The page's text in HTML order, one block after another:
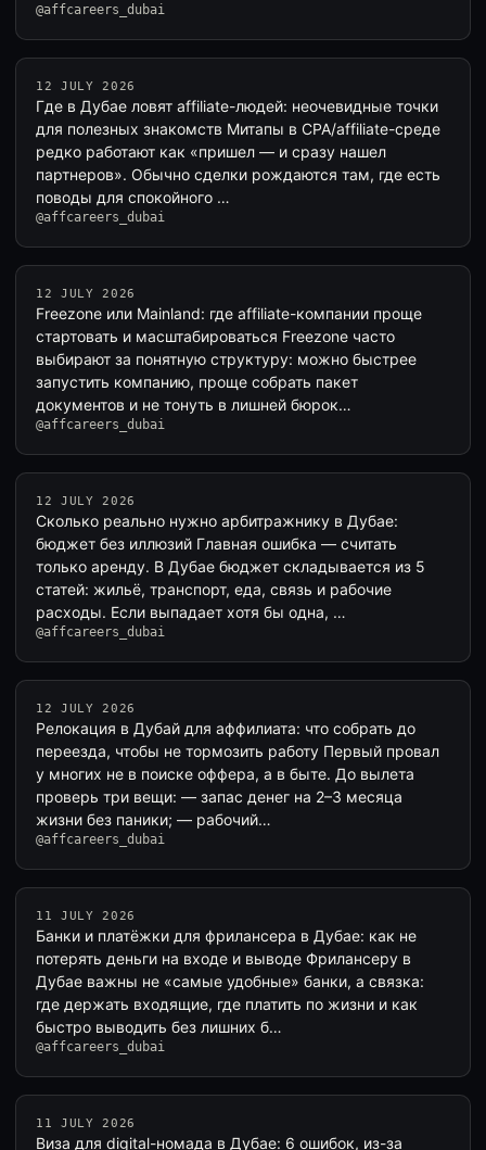
@affcareers_dubai
12 JULY 2026
Где в Дубае ловят affiliate-людей: неочевидные точки
для полезных знакомств Митапы в CPA/affiliate-среде
редко работают как «пришел — и сразу нашел
партнеров». Обычно сделки рождаются там, где есть
поводы для спокойного …
@affcareers_dubai
12 JULY 2026
Freezone или Mainland: где affiliate-компании проще
стартовать и масштабироваться Freezone часто
выбирают за понятную структуру: можно быстрее
запустить компанию, проще собрать пакет
документов и не тонуть в лишней бюрок…
@affcareers_dubai
12 JULY 2026
Сколько реально нужно арбитражнику в Дубае:
бюджет без иллюзий Главная ошибка — считать
только аренду. В Дубае бюджет складывается из 5
статей: жильё, транспорт, еда, связь и рабочие
расходы. Если выпадает хотя бы одна, …
@affcareers_dubai
12 JULY 2026
Релокация в Дубай для аффилиата: что собрать до
переезда, чтобы не тормозить работу Первый провал
у многих не в поиске оффера, а в быте. До вылета
проверь три вещи: — запас денег на 2–3 месяца
жизни без паники; — рабочий…
@affcareers_dubai
11 JULY 2026
Банки и платёжки для фрилансера в Дубае: как не
потерять деньги на входе и выводе Фрилансеру в
Дубае важны не «самые удобные» банки, а связка:
где держать входящие, где платить по жизни и как
быстро выводить без лишних б…
@affcareers_dubai
11 JULY 2026
Виза для digital-номада в Дубае: 6 ошибок, из-за